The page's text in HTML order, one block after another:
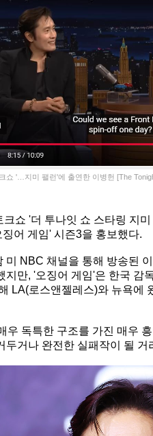
쇼 '…지미 팰런'에 출연한 이병헌 [The
쇼 '더 투나잇 쇼 스타링 지
어 게임' 시즌3을 홍보했다.
미 NBC 채널을 통해 방송된
지만, '오징어 게임'은 한국 감
LA(로스앤젤레스)와 뉴욕에
우 독특한 구조를 가진 매우
두거나 완전한 실패작이 될